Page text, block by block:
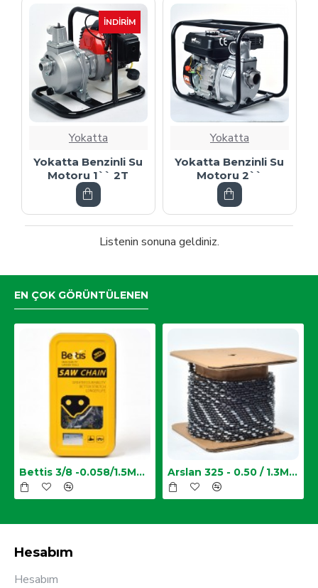
İNDIRIM
Yokatta
Yokatta Benzinli Su
Motoru 1`` 2T
Yokatta
Yokatta Benzinli Su
Motoru 2``
Listenin sonuna geldiniz.
EN ÇOK GÖRÜNTÜLENEN
Bettis 3/8 -0.058/1.5MM-34 Diş Testere Zinciri Arslan 325 - 0.50 / 1.3MM Top Zincir
Hesabım
Hesabım